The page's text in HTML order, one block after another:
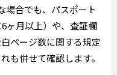
場合でも、パスポート
ヶ月以上）や、査証欄
ページ数に関する規定
も併せて確認します。